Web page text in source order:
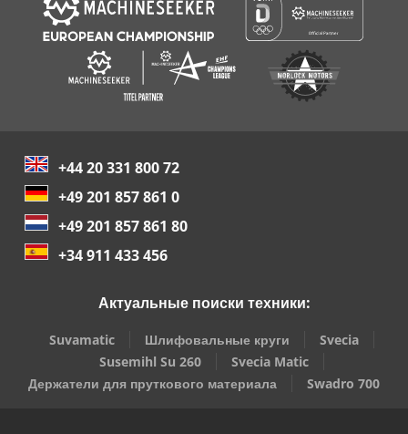
+44 20 331 800 72
+49 201 857 861 0
+49 201 857 861 80
+34 911 433 456
Актуальные поиски техники:
Suvamatic Шлифовальные круги
Svecia
Susemihl Su 260
Svecia Matic
Держатели для пруткового материала
Swadro 700